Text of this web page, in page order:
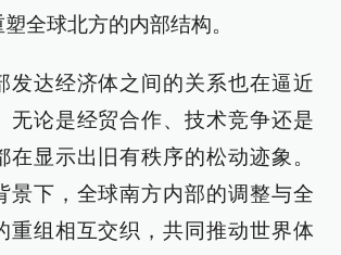
全球北方的内部结构。
发达经济体之间的关系也在逼近
无论是经贸合作、技术竞争还是
在显示出旧有秩序的松动迹象。
景下，全球南方内部的调整与全
重组相互交织，共同推动世界体